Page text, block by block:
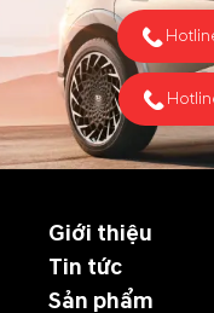
Giới thiệu
Tin tức
Sản phẩm